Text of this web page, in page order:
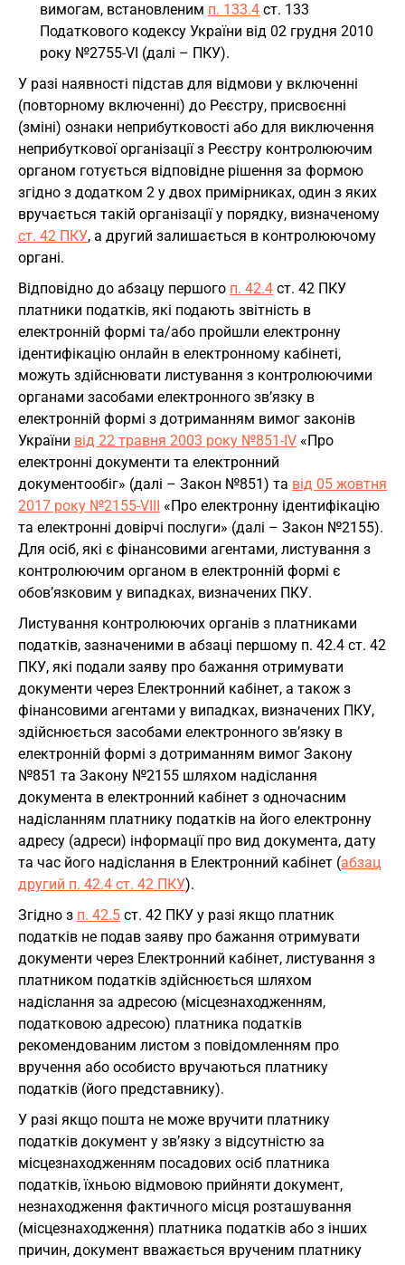
вимогам, встановленим п. 133.4 ст. 133
Податкового кодексу України від 02 грудня 2010
року №2755-VI (далі – ПКУ).
У разі наявності підстав для відмови у включенні
(повторному включенні) до Реєстру, присвоєнні
(зміні) ознаки неприбутковості або для виключення
неприбуткової організації з Реєстру контролюючим
органом готується відповідне рішення за формою
згідно з додатком 2 у двох примірниках, один з яких
вручається такій організації у порядку, визначеному
ст. 42 ПКУ, а другий залишається в контролюючому
органі.
Відповідно до абзацу першого п. 42.4 ст. 42 ПКУ
платники податків, які подають звітність в
електронній формі та/або пройшли електронну
ідентифікацію онлайн в електронному кабінеті,
можуть здійснювати листування з контролюючими
органами засобами електронного зв’язку в
електронній формі з дотриманням вимог законів
України від 22 травня 2003 року №851-ІV «Про
електронні документи та електронний
документообіг» (далі – Закон №851) та від 05 жовтня
2017 року №2155-VIII «Про електронну ідентифікацію
та електронні довірчі послуги» (далі – Закон №2155).
Для осіб, які є фінансовими агентами, листування з
контролюючим органом в електронній формі є
обов’язковим у випадках, визначених ПКУ.
Листування контролюючих органів з платниками
податків, зазначеними в абзаці першому п. 42.4 ст. 42
ПКУ, які подали заяву про бажання отримувати
документи через Електронний кабінет, а також з
фінансовими агентами у випадках, визначених ПКУ,
здійснюється засобами електронного зв’язку в
електронній формі з дотриманням вимог Закону
№851 та Закону №2155 шляхом надіслання
документа в електронний кабінет з одночасним
надісланням платнику податків на його електронну
адресу (адреси) інформації про вид документа, дату
та час його надіслання в Електронний кабінет (абзац
другий п. 42.4 ст. 42 ПКУ).
Згідно з п. 42.5 ст. 42 ПКУ у разі якщо платник
податків не подав заяву про бажання отримувати
документи через Електронний кабінет, листування з
платником податків здійснюється шляхом
надіслання за адресою (місцезнаходженням,
податковою адресою) платника податків
рекомендованим листом з повідомленням про
вручення або особисто вручаються платнику
податків (його представнику).
У разі якщо пошта не може вручити платнику
податків документ у зв’язку з відсутністю за
місцезнаходженням посадових осіб платника
податків, їхньою відмовою прийняти документ,
незнаходження фактичного місця розташування
(місцезнаходження) платника податків або з інших
причин, документ вважається врученим платнику